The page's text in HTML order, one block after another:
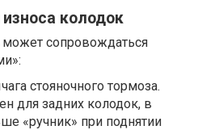
колодок
сопровождаться
стояночного тормоза.
для задних колодок, в
«ручник» при поднятии